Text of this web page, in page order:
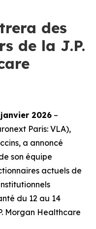
des
de la J.P.
2026 –
Paris: VLA),
a annoncé
son équipe
actuels de
du 12 au 14
Morgan Healthcare